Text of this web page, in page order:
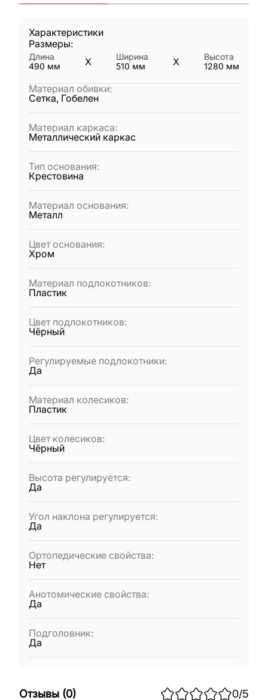
Характеристики
Размеры:
Длина
490 мм X
Ширина
510 мм X
Высота
1280 мм
Материал обивки:
Сетка, Гобелен
Материал каркаса:
Металлический каркас
Тип основания:
Крестовина
Материал основания:
Металл
Цвет основания:
Хром
Материал подлокотников:
Пластик
Цвет подлокотников:
Чёрный
Регулируемые подлокотники:
Да
Материал колесиков:
Пластик
Цвет колесиков:
Чёрный
Высота регулируется:
Да
Угол наклона регулируется:
Да
Ортопедические свойства:
Нет
Анотомические свойства:
Да
Подголовник:
Да
Отзывы (0) 0/5